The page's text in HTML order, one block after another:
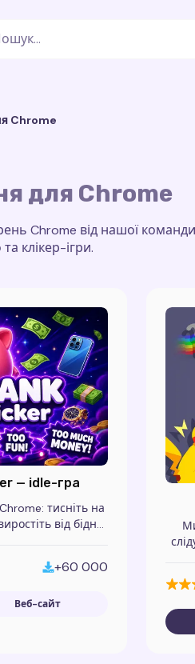
Chrome
для Chrome
Chrome від нашої
клікер-ігри.
— idle-гра
тисніть на
від бідної
+60 000
Веб-сайт